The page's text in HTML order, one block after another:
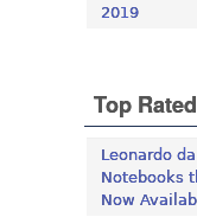
2019
Top Rated
Leonardo
Notebooks
Now